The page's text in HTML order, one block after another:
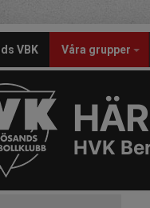
VBK Våra grupper
HVK